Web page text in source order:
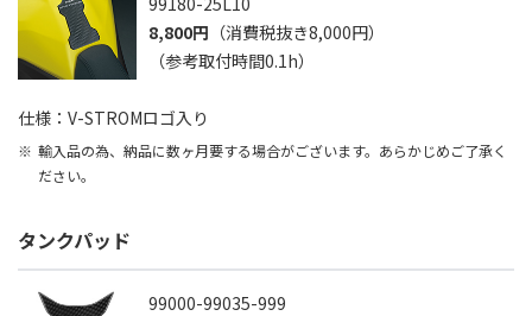
8,800円 （消費税抜き8,000円）
（参考取付時間0.1h）
仕様：V-STROMロゴ入り
輸入品の為、納品に数ヶ月要する場合がございます。あらかじめご了承く
ださい。
タンクパッド
99000-99035-999